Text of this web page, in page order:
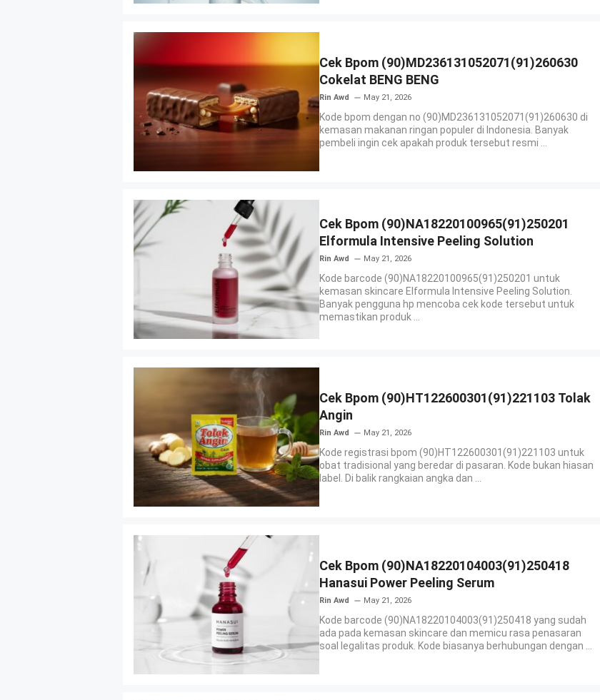
Cek Bpom (90)MD236131052071(91)260630
Cokelat BENG BENG
Rin Awd May 21, 2026
Kode bpom dengan no (90)MD236131052071(91)260630 di
kemasan makanan ringan populer di Indonesia. Banyak
pembeli ingin cek apakah produk tersebut resmi ...
Cek Bpom (90)NA18220100965(91)250201
Elformula Intensive Peeling Solution
Rin Awd May 21, 2026
Kode barcode (90)NA18220100965(91)250201 untuk
kemasan skincare Elformula Intensive Peeling Solution.
Banyak pengguna hp mencoba cek kode tersebut untuk
memastikan produk ...
Cek Bpom (90)HT122600301(91)221103 Tolak
Angin
Rin Awd May 21, 2026
Kode registrasi bpom (90)HT122600301(91)221103 untuk
obat tradisional yang beredar di pasaran. Kode bukan hiasan
label. Di balik rangkaian angka dan ...
Cek Bpom (90)NA18220104003(91)250418
Hanasui Power Peeling Serum
Rin Awd May 21, 2026
Kode barcode (90)NA18220104003(91)250418 yang sudah
ada pada kemasan skincare dan memicu rasa penasaran
soal legalitas produk. Kode biasanya berhubungan dengan ...